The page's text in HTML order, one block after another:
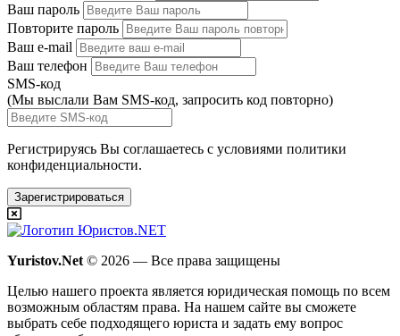
Ваш пароль
Повторите пароль
Ваш e-mail
Ваш телефон
SMS-код
(Мы выслали Вам SMS-код, запросить код повторно)
Регистрируясь Вы соглашаетесь с условиями политики
конфиденциальности.
Зарегистрироваться
Yuristov.Net © 2026 — Все права защищены
Целью нашего проекта является юридическая помощь по всем
возможным областям права. На нашем сайте вы сможете
выбрать себе подходящего юриста и задать ему вопрос